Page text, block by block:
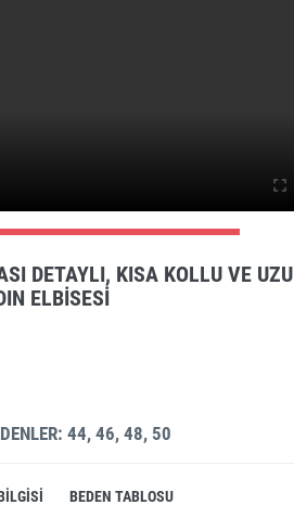
DETAYLI, KISA KOLLU VE
ELBISESI
44, 46, 48, 50
BEDEN TABLOSU